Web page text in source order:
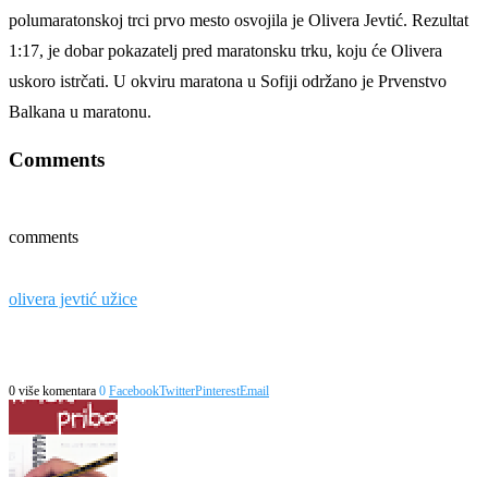
polumaratonskoj trci prvo mesto osvojila je Olivera Jevtić. Rezultat
1:17, je dobar pokazatelj pred maratonsku trku, koju će Olivera
uskoro istrčati. U okviru maratona u Sofiji održano je Prvenstvo
Balkana u maratonu.
Comments
comments
olivera jevtić užice
0 više komentara 0 FacebookTwitterPinterestEmail